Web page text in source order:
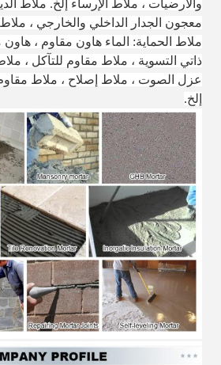
والأرضيات ، ملاط ​​الإرساء إلخ. ملاط
معجون الجدار الداخلي والخارجي ، ملاط
ملاط ​​الحماية: الماء هاون مقاوم ، هاون
ذاتي التسوية ، ملاط ​​مقاوم للتآكل ،
عزل الصوت ، ملاط ​​إصلاح ، ملاط
إلخ.